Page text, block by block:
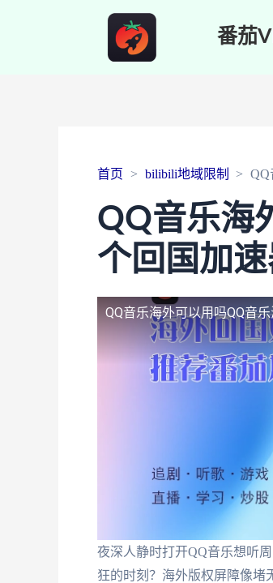
番茄
首页 bilibili地域限制
QQ音乐海
个回国加
QQ音乐海外可以用吗QQ音
夜深人静时打开QQ音乐想听
狂的时刻？海外版权屏障像堵